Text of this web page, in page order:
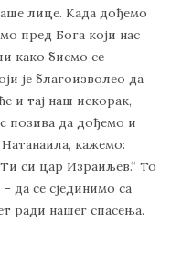
лице. Када дођемо
пред Бога који нас
како бисмо се
је благоизволео да
и тај наш искорак,
позива да дођемо и
кажемо:
си цар Израиљев.“ То
да се сјединимо са
ради нашег спасења.